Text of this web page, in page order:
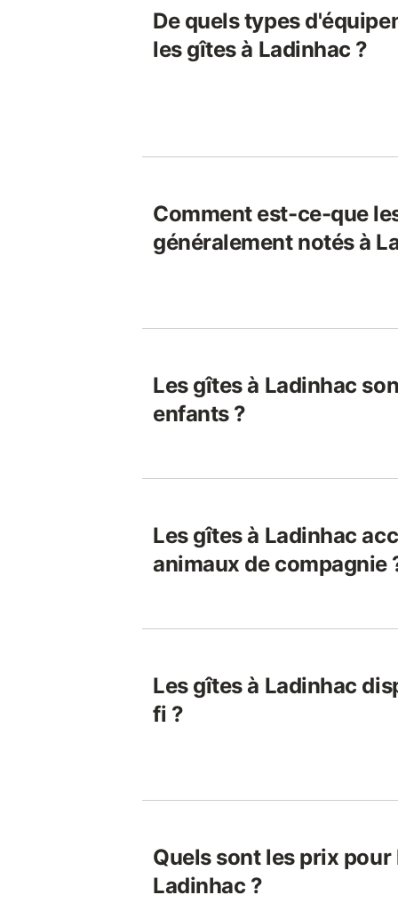
De quels types
les gîtes à Ladinhac ?
Comment est-ce-que
généralement notés à
Les gîtes à Ladinhac
enfants ?
Les gîtes à Ladinhac
animaux de compagnie
Les gîtes à Ladinhac
fi ?
Quels sont les prix pour
Ladinhac ?